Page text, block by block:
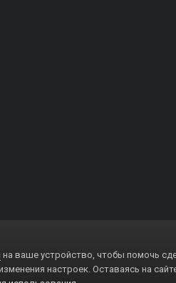
на ваше устройство, чтобы помочь
настроек. Оставаясь на